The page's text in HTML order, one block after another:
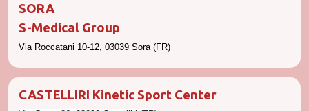
SORA
S-Medical Group
Via Roccatani 10-12, 03039 Sora (FR)
CASTELLIRI Kinetic Sport Center